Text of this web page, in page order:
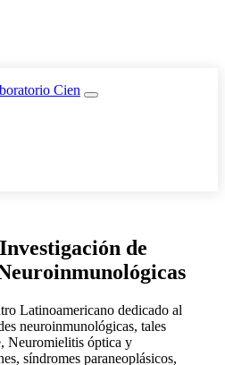
Toggle navigation
de
Latinoamericano dedicado al
neuroinmunológicas, tales
Neuromielitis óptica y
síndromes paraneoplásicos,